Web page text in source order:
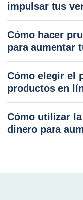
impulsar tus
Cómo hacer
para aumentar
Cómo elegir el
productos en
Cómo utilizar
dinero para